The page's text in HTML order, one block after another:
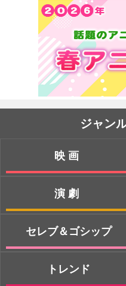
ジャン
映画
演劇
セレブ＆ゴシップ
トレンド